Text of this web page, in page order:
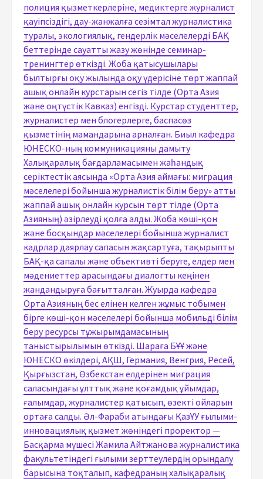
полиция қызметкерлеріне, медиктерге журналист
қауіпсіздігі, дау-жанжалға сезімтал журналистика
туралы, экологиялық, гендерлік мәселелерді БАҚ
беттерінде сауатты жазу жөнінде семинар-
тренингтер өткізді. Жоба қатысушылары
былтырғы оқу жылында оқу үдерісіне төрт жаппай
ашық онлайн курстарын сегіз тілде (Орта Азия
және оңтүстік Кавказ) енгізді. Курстар студенттер,
журналистер мен блогерлерге, баспасөз
қызметінің мамандарына арналған. Биыл кафедра
ЮНЕСКО-ның коммуникацияны дамыту
Халықаралық бағдарламасымен жаһандық
серіктестік аясында «Орта Азия аймағы: миграция
мәселелері бойынша журналистік білім беру» атты
жаппай ашық онлайн курсын төрт тілде (Орта
Азияның) әзірлеуді қолға алды. Жоба көші-қон
және босқындар мәселелері бойынша журналист
кадрлар даярлау сапасын жақсартуға, тақырыпты
БАҚ-қа сапалы және объективті беруге, елдер мен
мәдениеттер арасындағы диалогты кеңінен
жандандыруға бағытталған. Жуырда кафедра
Орта Азияның бес елінен келген жұмыс тобымен
бірге көші-қон мәселелері бойынша мобильді білім
беру ресурсы тұжырымдамасының
таныстырылымын өткізді. Шараға БҰҰ және
ЮНЕСКО өкілдері, АҚШ, Германия, Венгрия, Ресей,
Қырғызстан, Өзбекстан елдерінен миграция
саласындағы ұлттық және қоғамдық ұйымдар,
ғалымдар, журналистер қатысып, өзекті ойларын
ортаға салды. Әл-Фараби атындағы ҚазҰУ ғылыми-
инновациялық қызмет жөніндегі проректор —
Басқарма мүшесі Жамила Айтжанова журналистика
факультетіндегі ғылыми зерттеулердің орындалу
барысына тоқталып, кафедраның халықаралық